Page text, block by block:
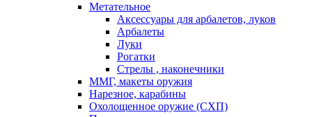
Метательное
Аксессуары для арбалетов, луков
Арбалеты
Луки
Рогатки
Стрелы , наконечники
ММГ, макеты оружия
Нарезное, карабины
Охолощенное оружие (СХП)